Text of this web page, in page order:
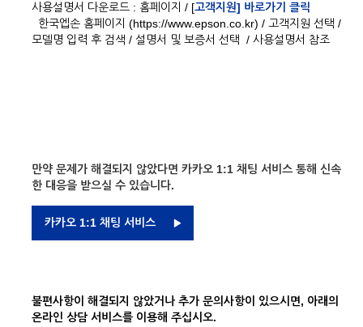
사용설명서 다운로드 : 홈페이지 / [고객지원] 바로가기 클릭
한국엡손 홈페이지 (https://www.epson.co.kr) / 고객지원 선택 /
모델명 입력 후 검색 / 설명서 및 보증서 선택 / 사용설명서 참조
만약 문제가 해결되지 않았다면 카카오 1:1 채팅 서비스 통해 신속
한 대응을 받으실 수 있습니다.
카카오 1:1 채팅 서비스
불편사항이 해결되지 않았거나 추가 문의사항이 있으시면, 아래의
온라인 상담 서비스를 이용해 주십시오.